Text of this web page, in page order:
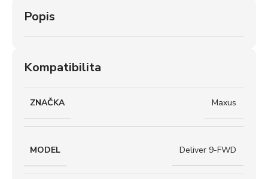
Popis
Kompatibilita
ZNAČKA Maxus
MODEL Deliver 9-FWD